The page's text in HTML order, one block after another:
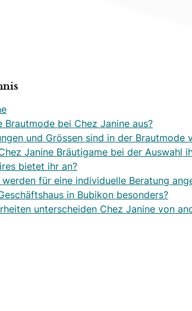
Brautmode bei Chez Janine aus?
und Grössen sind in der Brautmode
Janine Bräutigame bei der Auswahl
bietet ihr an?
für eine individuelle Beratung
in Bubikon besonders?
unterscheiden Chez Janine von